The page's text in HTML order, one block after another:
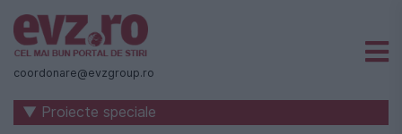
Știri
naționale
internaționale
coordonare@evzgroup.ro
▼ Proiecte speciale